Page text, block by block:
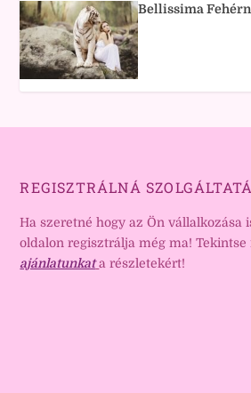
Bellissima
REGISZTRÁLNÁ
Ha szeretné hogy az Ön vállalkozása
oldalon regisztrálja még ma! Tekintse
ajánlatunkat a részletekért!